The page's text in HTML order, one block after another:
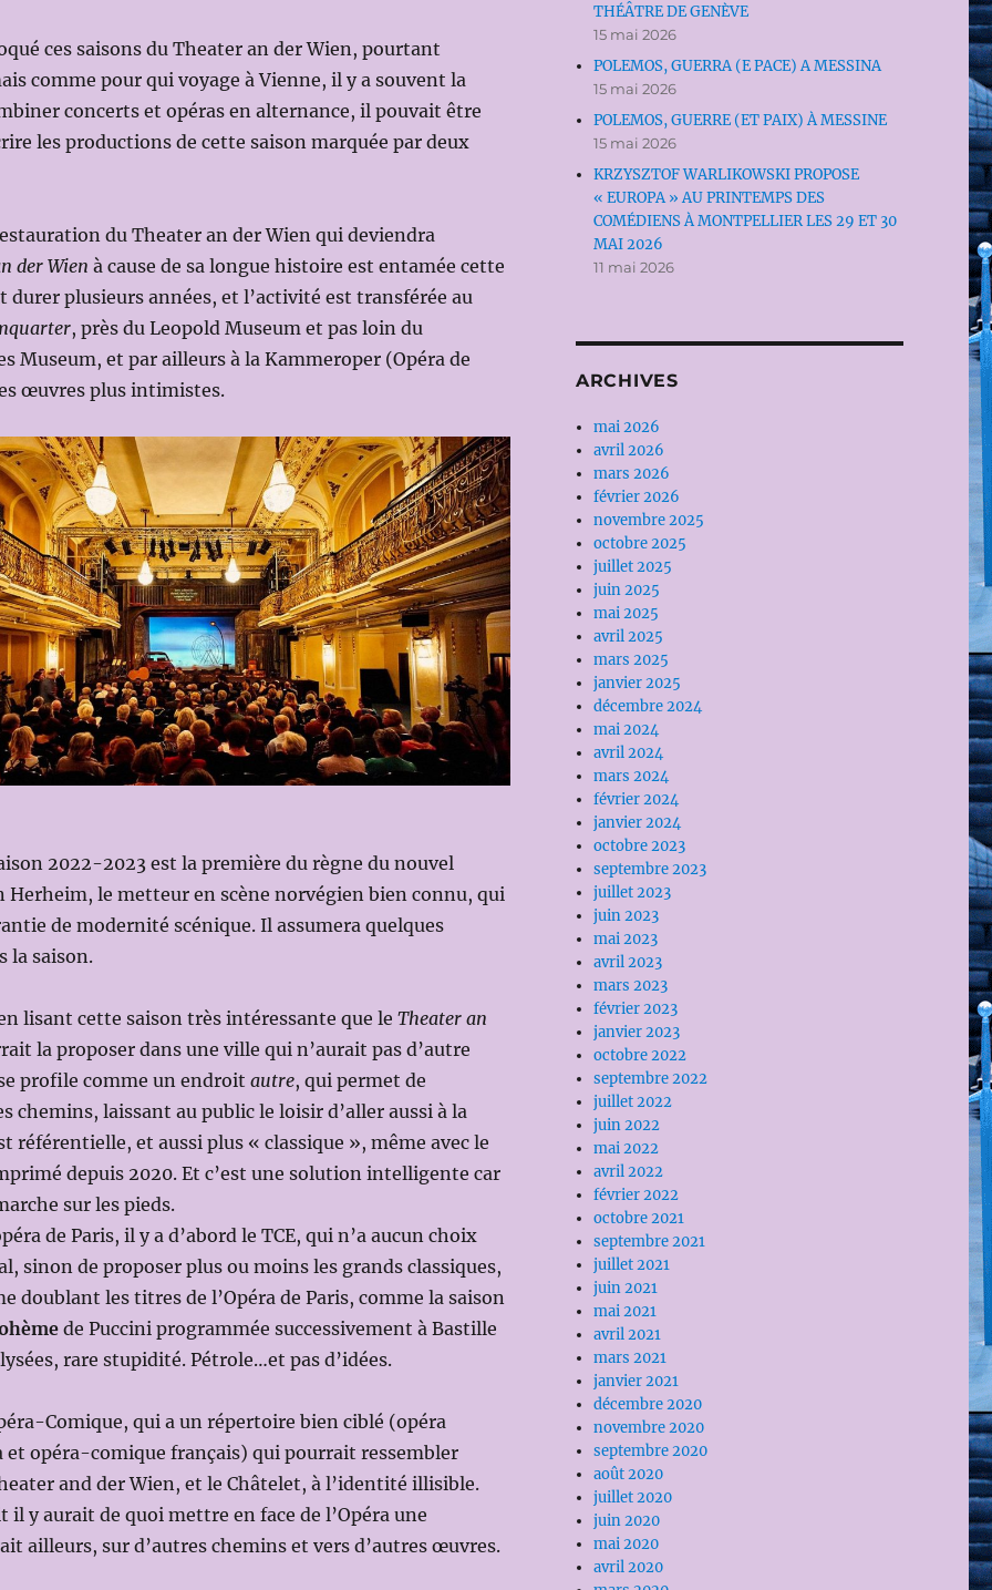
ces saisons du Theater an der Wien, pourtant
comme pour qui voyage à Vienne, il y a souvent la
concerts et opéras en alternance, il pouvait être
les productions de cette saison marquée par deux
du Theater an der Wien qui deviendra
der Wien à cause de sa longue histoire est entamée cette
durer plusieurs années, et l’activité est transférée au
, près du Leopold Museum et pas loin du
Museum, et par ailleurs à la Kammeroper (Opéra de
œuvres plus intimistes.
2022-2023 est la première du règne du nouvel
le metteur en scène norvégien bien connu, qui
de modernité scénique. Il assumera quelques
la saison.
lisant cette saison très intéressante que le Theater an
la proposer dans une ville qui n’aurait pas d’autre
profile comme un endroit autre, qui permet de
chemins, laissant au public le loisir d’aller aussi à la
référentielle, et aussi plus « classique », même avec le
depuis 2020. Et c’est une solution intelligente car
sur les pieds.
de Paris, il y a d’abord le TCE, qui n’a aucun choix
sinon de proposer plus ou moins les grands classiques,
doublant les titres de l’Opéra de Paris, comme la saison
de Puccini programmée successivement à Bastille
rare stupidité. Pétrole…et pas d’idées.
Comique, qui a un répertoire bien ciblé (opéra
et opéra-comique français) qui pourrait ressembler
and der Wien, et le Châtelet, à l’identité illisible.
il y aurait de quoi mettre en face de l’Opéra une
ailleurs, sur d’autres chemins et vers d’autres œuvres.
THÉÂTRE DE GENÈVE
15 mai 2026
POLEMOS, GUERRA (E PACE) A MESSINA
15 mai 2026
POLEMOS, GUERRE (ET PAIX) À MESSINE
15 mai 2026
KRZYSZTOF WARLIKOWSKI PROPOSE
« EUROPA » AU PRINTEMPS DES
COMÉDIENS À MONTPELLIER LES 29 ET 30
MAI 2026
11 mai 2026
ARCHIVES
mai 2026
avril 2026
mars 2026
février 2026
novembre 2025
octobre 2025
juillet 2025
juin 2025
mai 2025
avril 2025
mars 2025
janvier 2025
décembre 2024
mai 2024
avril 2024
mars 2024
février 2024
janvier 2024
octobre 2023
septembre 2023
juillet 2023
juin 2023
mai 2023
avril 2023
mars 2023
février 2023
janvier 2023
octobre 2022
septembre 2022
juillet 2022
juin 2022
mai 2022
avril 2022
février 2022
octobre 2021
septembre 2021
juillet 2021
juin 2021
mai 2021
avril 2021
mars 2021
janvier 2021
décembre 2020
novembre 2020
septembre 2020
août 2020
juillet 2020
juin 2020
mai 2020
avril 2020